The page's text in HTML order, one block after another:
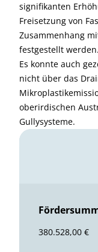
signifikanten
Freisetzung von
Zusammenhang
festgestellt werden.
Es konnte auch
nicht über das
oberirdischen
Gullysysteme.
380.528,00 €